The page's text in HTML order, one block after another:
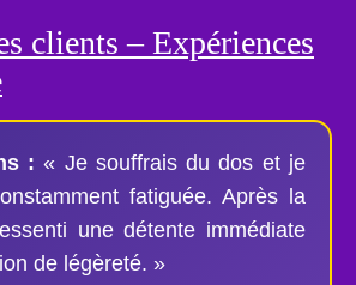
clients – Expériences
: « Je souffrais du dos et je
fatiguée. Après la
une détente immédiate
de légèreté. »